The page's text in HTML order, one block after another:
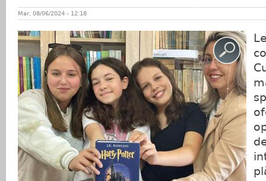
Mar, 08/06/2024 - 12:18